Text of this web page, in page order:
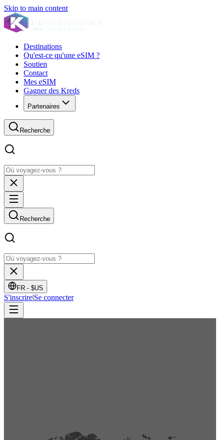
Skip to main content
Destinations
Qu'est-ce qu'une eSIM ?
Soutien
Contact
Mes eSIM
Gagner des Kreds
Partenaires
Recherche
Recherche
FR - $US
S'inscrire|Se connecter